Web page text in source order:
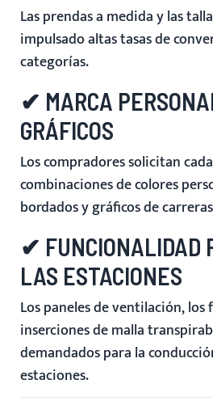
Las prendas a medida y las
impulsado altas tasas de
categorías.
✔ MARCA
GRÁFICOS
Los compradores solicitan
combinaciones de colores
bordados y gráficos de
✔ FUNCIONALIDAD
LAS ESTACIONES
Los paneles de ventilación,
inserciones de malla
demandados para la
estaciones.